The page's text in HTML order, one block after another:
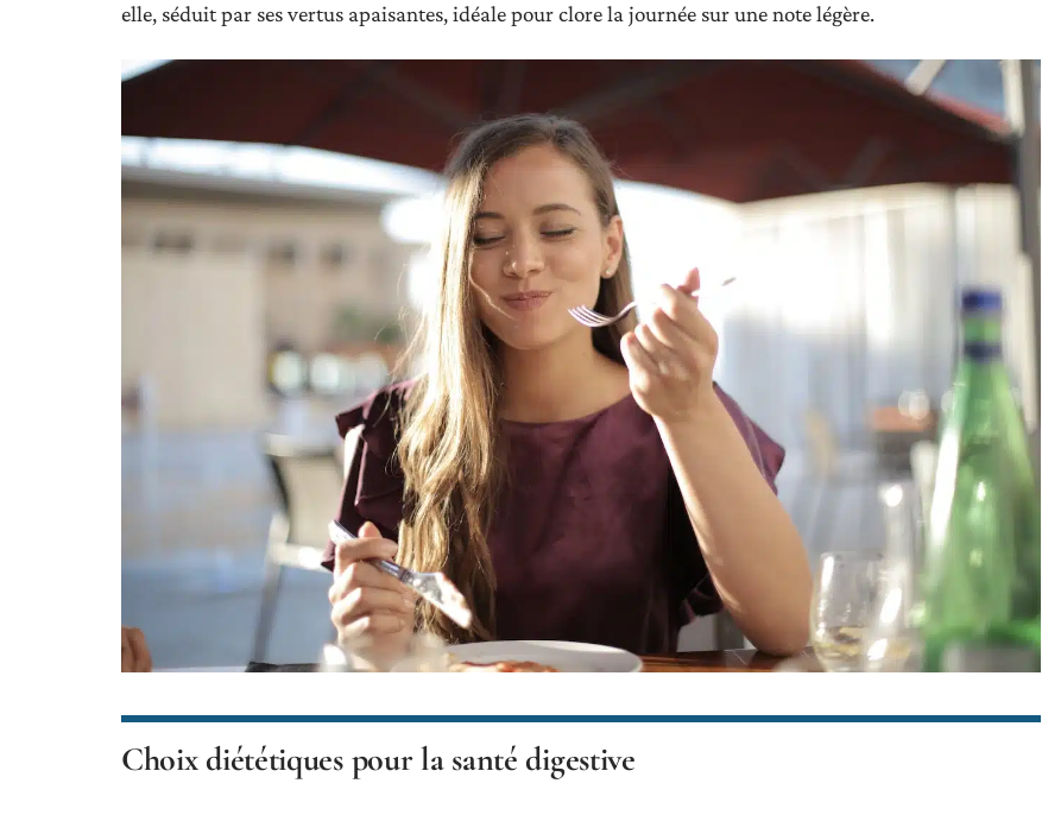
elle, séduit par ses vertus apaisantes, idéale pour clore la journée sur une note légère.
Choix diététiques pour la santé digestive